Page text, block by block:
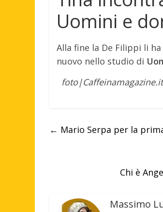
Uomini e
Alla fine la De Filippi li
nuovo nello studio di
foto|Caffeinamagazine.it
← Mario Serpa per la
Chi è
Massimo